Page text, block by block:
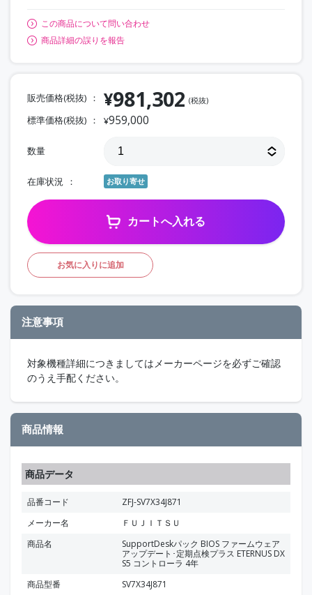
この商品について問い合わせ
商品詳細の誤りを報告
販売価格(税抜) ¥981,302 (税抜)
標準価格(税抜) ¥959,000
数量
在庫状況 お取り寄せ
カートへ入れる
お気に入りに追加
注意事項
対象機種詳細につきましてはメーカーページを必ずご確認
のうえ手配ください。
商品情報
商品データ
品番コード
ZFJ-SV7X34J871
メーカー名
ＦＵＪＩＴＳＵ
商品名
SupportDeskパック BIOS ファームウェア
アップデート･定期点検プラス ETERNUS DX
S5 コントローラ 4年
商品型番
SV7X34J871